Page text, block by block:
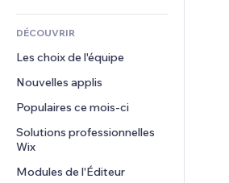
Classement de sites
E-mail
Comptabilité
Coupons et fidélisation
Solutions d'entreposage
Financement participatif
Alimentation et boissons
Immobilier
Réservations
Podcasts
Photographie
Vidéo
PDF
Partage de fichiers
Actualités
Services de contenu
Effets de texte
Confidentialité
Horloge
Modèles de pages
Effets sur images
Boutons et menus
Bannières et badges
Calculateurs
Rechercher
Formulaires
Sondages
Chat
Commentaires
Téléphone
Communauté
Avis et commentaires
DÉCOUVRIR
Les choix de l'équipe
Nouvelles applis
Populaires ce mois‑ci
Solutions professionnelles
Wix
Modules de l'Éditeur